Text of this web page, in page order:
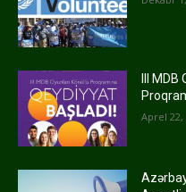
III
Aprel 22,